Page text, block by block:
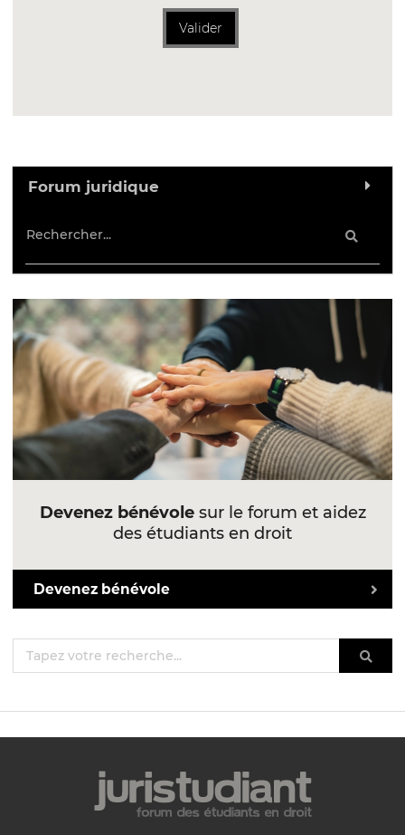
Valider
Forum juridique
Devenez bénévolesur le forum et aidez
des étudiants en droit
Devenez bénévole